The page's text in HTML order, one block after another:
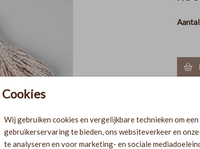
Cookies
Wij gebruiken cookies en vergelijkbare technieken om
gebruikerservaring te bieden, ons websiteverkeer en
te analyseren en voor marketing- en sociale
Aantal